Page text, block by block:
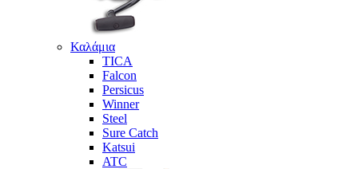
Καλάμια
TICA
Falcon
Persicus
Winner
Steel
Sure Catch
Katsui
ATC